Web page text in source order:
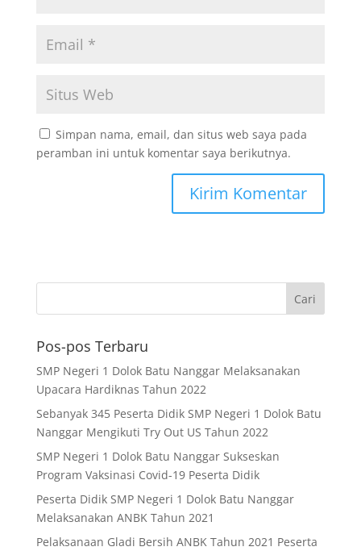
Simpan nama, email, dan situs web saya pada
peramban ini untuk komentar saya berikutnya.
Pos-pos Terbaru
SMP Negeri 1 Dolok Batu Nanggar Melaksanakan
Upacara Hardiknas Tahun 2022
Sebanyak 345 Peserta Didik SMP Negeri 1 Dolok Batu
Nanggar Mengikuti Try Out US Tahun 2022
SMP Negeri 1 Dolok Batu Nanggar Sukseskan
Program Vaksinasi Covid-19 Peserta Didik
Peserta Didik SMP Negeri 1 Dolok Batu Nanggar
Melaksanakan ANBK Tahun 2021
Pelaksanaan Gladi Bersih ANBK Tahun 2021 Peserta